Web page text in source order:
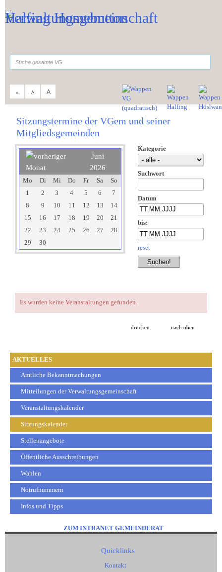
A A A
AKTUELLES
Amtliche Bekanntmachungen
Mitteilungen der Verwaltungsgemeinschaft
Veranstaltungskalender
Sitzungskalender
Stellenangebote
Öffentliche Ausschreibungen
Wahlen
Notrufnummern
Infos und Tipps
Aktuelles Sitzungskalender
Sitzungstermine der VGem und seiner
Mitgliedsgemeinden
Juni
2026
Mo Di Mi Do Fr Sa
So
1
2 3 4 5 6
7
8
9 10 11 12 13
14
15
16 17 18 19 20
21
22
23 24 25 26 27
28
29
30
Kategorie
Suchwort
Datum
bis:
reset
Es wurden keine Veranstaltungen gefunden.
drucken nach oben
ZUM INTRANET GEMEINDERAT
Quicklinks
Kontakt